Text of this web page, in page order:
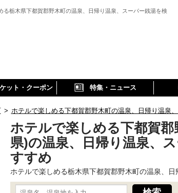
る栃木県下都賀郡野木町の温泉、日帰り温泉、スーパー銭湯を検
ット・クーポン 特集・ニュース
> ホテルで楽しめる下都賀郡野木町の温泉、日帰り温泉
ホテルで楽しめる下都賀郡
県)の温泉、日帰り温泉、
すすめ
ホテルで楽しめる栃木県下都賀郡野木町の温泉、